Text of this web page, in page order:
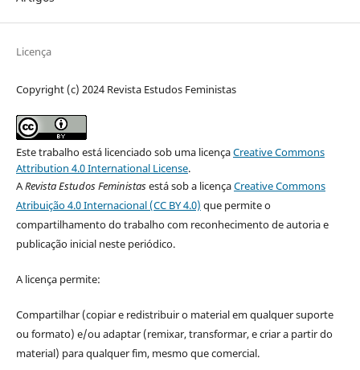
Licença
Copyright (c) 2024 Revista Estudos Feministas
Este trabalho está licenciado sob uma licençaCreative Commons
Attribution 4.0 International License.
ARevista Estudos Feministasestá sob a licençaCreative Commons
Atribuição 4.0 Internacional (CC BY 4.0) que permite o
compartilhamento do trabalho com reconhecimento de autoria e
publicação inicial neste periódico.
A licença permite:
Compartilhar (copiar e redistribuir o material em qualquer suporte
ou formato) e/ou adaptar (remixar, transformar, e criar a partir do
material) para qualquer fim, mesmo que comercial.